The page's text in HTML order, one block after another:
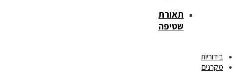
תאורת
שטיפה
בידוריות
מקרנים